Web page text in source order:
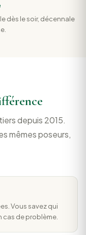
dès le soir, décennale
depuis 2015.
mêmes poseurs,
Vous savez qui
cas de problème.